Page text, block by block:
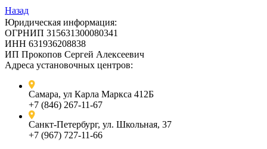
Назад
Юридическая информация:
ОГРНИП 315631300080341
ИНН 631936208838
ИП Прокопов Сергей Алексеевич
Адреса установочных центров:
Самара, ул Карла Маркса 412Б
+7 (846) 267-11-67
Санкт-Петербург, ул. Школьная, 37
+7 (967) 727-11-66